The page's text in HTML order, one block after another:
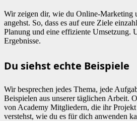
Wir zeigen dir, wie du Online-Marketing
angehst. So, dass es auf eure Ziele
Planung und eine effiziente Umsetzung.
Ergebnisse.
Du siehst echte Beispiele
Wir besprechen jedes Thema, jede
Beispielen aus unserer täglichen Arbeit.
von Academy Mitgliedern, die ihr
verstehst, wie du es für dich anwenden